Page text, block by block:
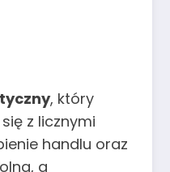
, który
z licznymi
handlu oraz
a